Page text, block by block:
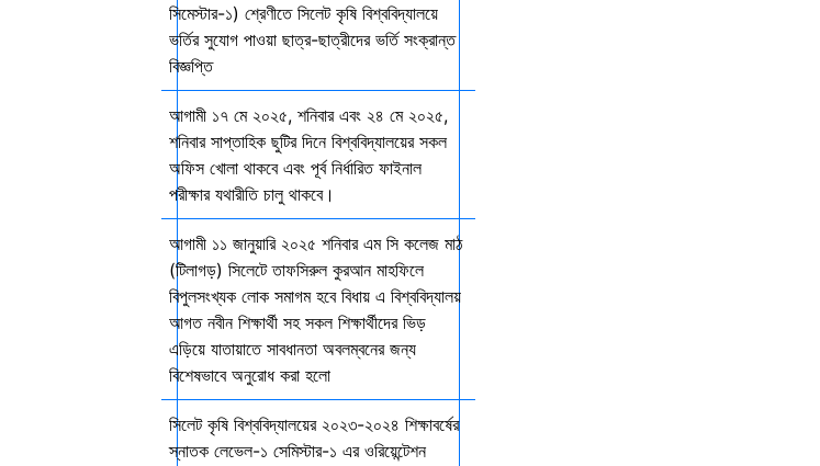
সিমেস্টার-১) শ্রেণীতে সিলেট কৃষি বিশ্ববিদ্যালয়ে
ভর্তির সুযোগ পাওয়া ছাত্র-ছাত্রীদের ভর্তি সংক্রান্ত
বিজ্ঞপ্তি
আগামী ১৭ মে ২০২৫, শনিবার এবং ২৪ মে ২০২৫,
শনিবার সাপ্তাহিক ছুটির দিনে বিশ্ববিদ্যালয়ের সকল
অফিস খোলা থাকবে এবং পূর্ব নির্ধারিত ফাইনাল
পরীক্ষার যথারীতি চালু থাকবে।
আগামী ১১ জানুয়ারি ২০২৫ শনিবার এম সি কলেজ মাঠ
(টিলাগড়) সিলেটে তাফসিরুল কুরআন মাহফিলে
বিপুলসংখ্যক লোক সমাগম হবে বিধায় এ বিশ্ববিদ্যালয়
আগত নবীন শিক্ষার্থী সহ সকল শিক্ষার্থীদের ভিড়
এড়িয়ে যাতায়াতে সাবধানতা অবলম্বনের জন্য
বিশেষভাবে অনুরোধ করা হলো
সিলেট কৃষি বিশ্ববিদ্যালয়ের ২০২৩-২০২৪ শিক্ষাবর্ষের
স্নাতক লেভেল-১ সেমিস্টার-১ এর ওরিয়েন্টেশন